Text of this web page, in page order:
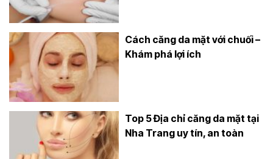
Cách căng da mặt với chuối –
Khám phá lợi ích
Top 5 Địa chỉ căng da mặt tại
Nha Trang uy tín, an toàn